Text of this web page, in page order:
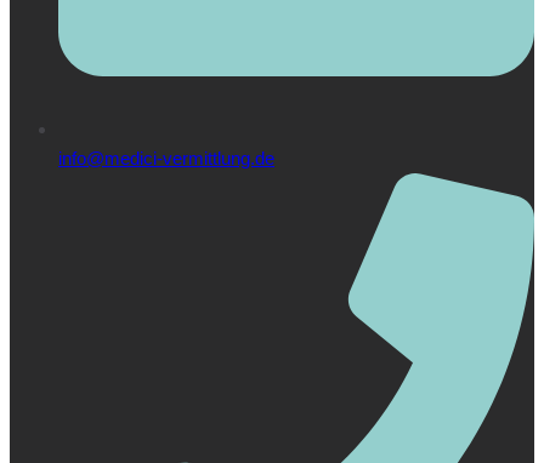
info@medici-vermittlung.de